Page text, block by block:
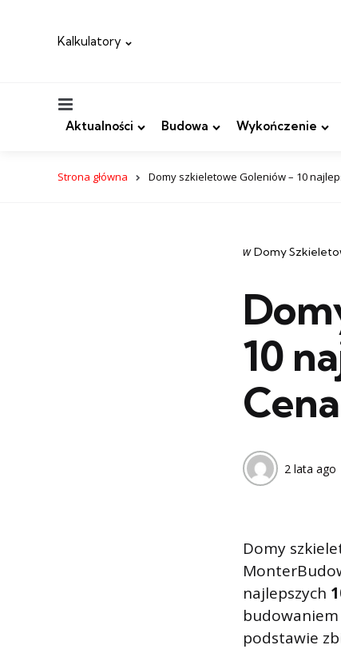
Kalkulatory
Aktualności Budowa Wykończenie
Strona główna Domy szkieletowe Goleniów – 10
Categories
post
w Domy
10
Cena
2 lata ago
Domy
najlepszych
podstawie